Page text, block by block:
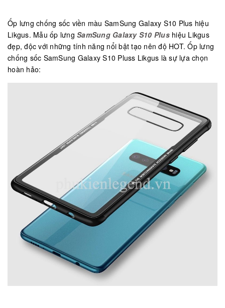
Ốp lưng chống sốc viền màu SamSung Galaxy S10 Plus hiệu
Likgus. Mẫu ốp lưng SamSung Galaxy S10 Plushiệu Likgus
đẹp, độc với những tính năng nổi bật tạo nên độ HOT. Ốp lưng
chống sốc SamSung Galaxy S10 Pluss Likgus là sự lựa chọn
hoàn hảo: